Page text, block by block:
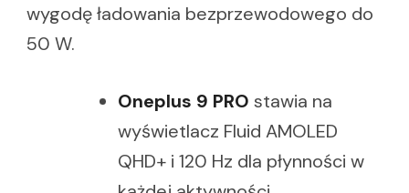
wygodę ładowania bezprzewodowego do
50 W.
Oneplus 9 PRO stawia na
wyświetlacz Fluid AMOLED
QHD+ i 120 Hz dla płynności w